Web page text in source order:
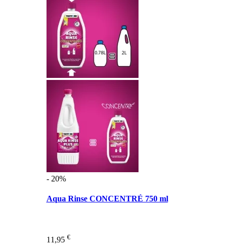
- 20%
Aqua Rinse CONCENTRÉ 750 ml
11,95 €